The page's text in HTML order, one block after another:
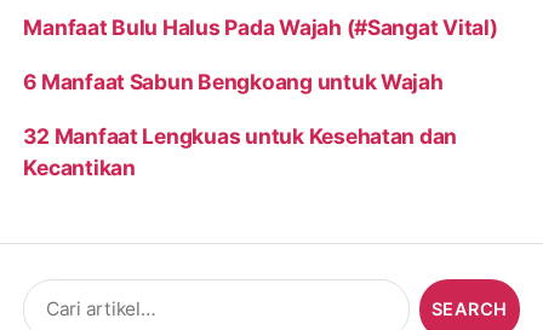
Manfaat Bulu Halus Pada Wajah (#Sangat Vital)
6 Manfaat Sabun Bengkoang untuk Wajah
32 Manfaat Lengkuas untuk Kesehatan dan
Kecantikan
Search
for: